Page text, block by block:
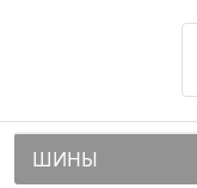
ШИНЫ